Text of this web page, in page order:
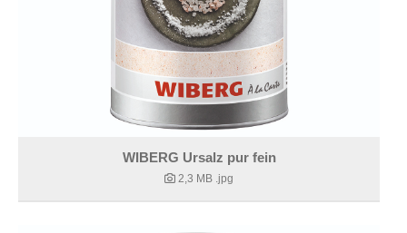
WIBERG Ursalz pur fein
2,3 MB .jpg